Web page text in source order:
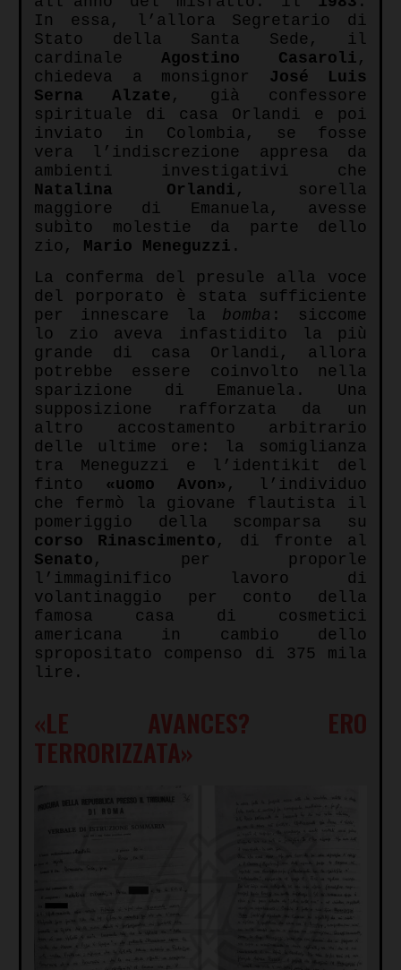
In essa, l’allora Segretario di
Stato della Santa Sede, il
cardinale Agostino Casaroli ,
chiedeva a monsignor José Luis
Serna Alzate , già confessore
spirituale di casa Orlandi e poi
inviato in Colombia, se fosse
vera l’indiscrezione appresa da
ambienti investigativi che
Natalina Orlandi , sorella
maggiore di Emanuela, avesse
subìto molestie da parte dello
zio, Mario Meneguzzi .
La conferma del presule alla voce
del porporato è stata sufficiente
per innescare la bomba : siccome
lo zio aveva infastidito la più
grande di casa Orlandi, allora
potrebbe essere coinvolto nella
sparizione di Emanuela. Una
supposizione rafforzata da un
altro accostamento arbitrario
delle ultime ore: la somiglianza
tra Meneguzzi e l’identikit del
finto «uomo Avon» , l’individuo
che fermò la giovane flautista il
pomeriggio della scomparsa su
corso Rinascimento , di fronte al
Senato , per proporle
l’immaginifico lavoro di
volantinaggio per conto della
famosa casa di cosmetici
americana in cambio dello
spropositato compenso di 375 mila
lire.
«LE AVANCES? ERO
TERRORIZZATA»